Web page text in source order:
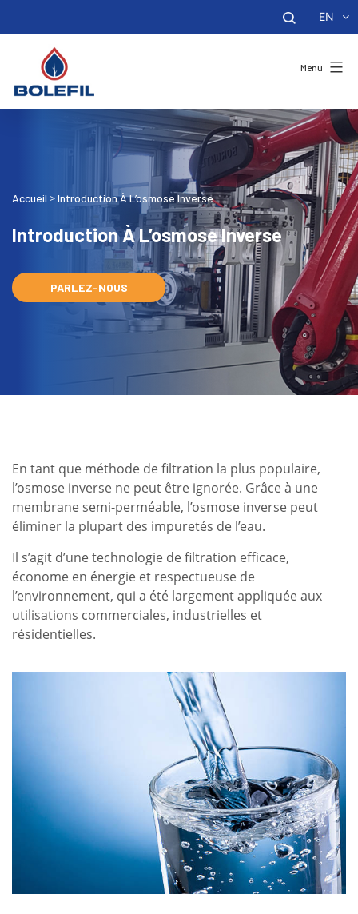
EN
Menu
Accueil >Introduction À L’osmose Inverse
Introduction À L’osmose Inverse
PARLEZ-NOUS
En tant que méthode de filtration la plus populaire,
l’osmose inverse ne peut être ignorée. Grâce à une
membrane semi-perméable, l’osmose inverse peut
éliminer la plupart des impuretés de l’eau.
Il s’agit d’une technologie de filtration efficace,
économe en énergie et respectueuse de
l’environnement, qui a été largement appliquée aux
utilisations commerciales, industrielles et
résidentielles.